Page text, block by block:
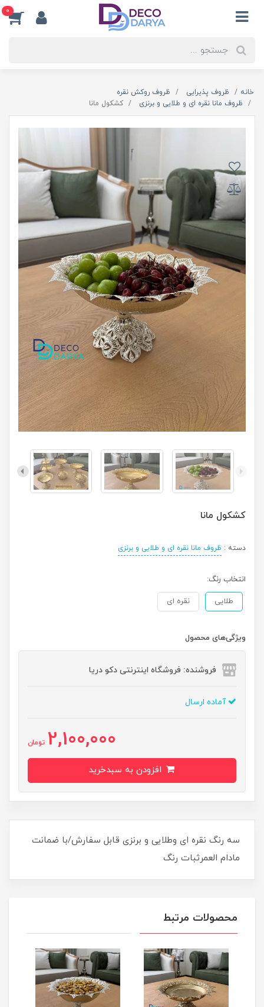
0
خانه ظروف پذیرایی
ظروف روکش نقره
ظروف مانا نقره ای و طلایی و برنزی
کشکول مانا
کشکول مانا
دسته : ظروف مانا نقره ای و طلایی و برنزی
انتخاب رنگ:
طلایی نقره ای
ویژگی‌های محصول
فروشنده: فروشگاه اینترنتی دکو دریا
آماده ارسال
2,100,000 تومان
سه رنگ نقره ای وطلایی و برنزی قابل سفارش/با ضمانت
مادام العمرثبات رنگ
محصولات مرتبط